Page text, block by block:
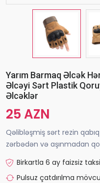
Yarım Barmaq Əlcək
Əlcəyi Sərt Plastik
Əlcəklər
25 AZN
Qəlibləşmiş sərt rezin
zərbədən və aşınmadan
Birkartla 6 ay faizsiz
Pulsuz çatdırılma